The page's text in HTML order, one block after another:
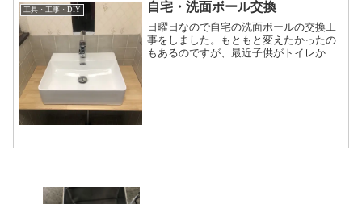
工具・工事・DIY 自宅・洗面ボール交換
日曜日なので自宅の洗面ボールの交換工
事をしました。もともと変えたかったの
もあるのですが、最近子供がトイレから